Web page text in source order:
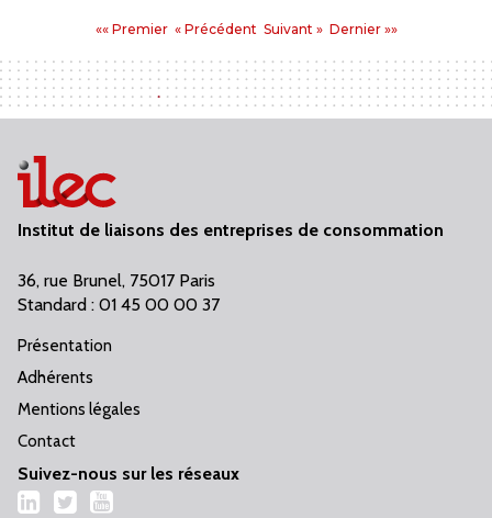
«« PremierPremier
« PrécédentPrécédent
Suivant
Suivant » Dernier
Dernier »»
Institut de liaisons des entreprises de consommation
36, rue Brunel, 75017 Paris
Standard : 01 45 00 00 37
Présentation
Adhérents
Mentions légales
Contact
Suivez-nous sur les réseaux
LinkedIn
TwitterYouTube